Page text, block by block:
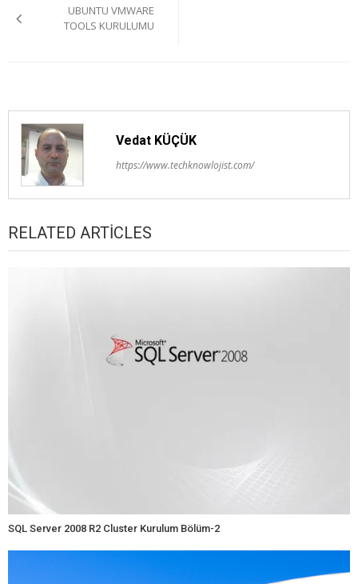
gezinmesi
UBUNTU VMWARE
TOOLS KURULUMU
Vedat KÜÇÜK
https://www.techknowlojist.com/
RELATED ARTICLES
SQL Server 2008 R2 Cluster Kurulum Bölüm-2